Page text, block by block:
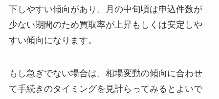
下しやすい傾向があり、月の中旬頃は申込件数が
少ない期間のため買取率が上昇もしくは安定しや
すい傾向になります。
もし急ぎでない場合は、相場変動の傾向に合わせ
て手続きのタイミングを見計らってみるとよいで